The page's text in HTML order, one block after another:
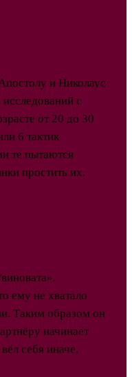
и Николаус
с
от 20 до 30
6 тактик
те пытаются
простить их.
ему не хватало
Таким образом он
начинает
себя иначе,